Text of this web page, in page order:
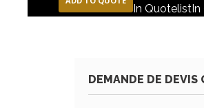
In QuotelistIn
DEMANDE DE DEVIS